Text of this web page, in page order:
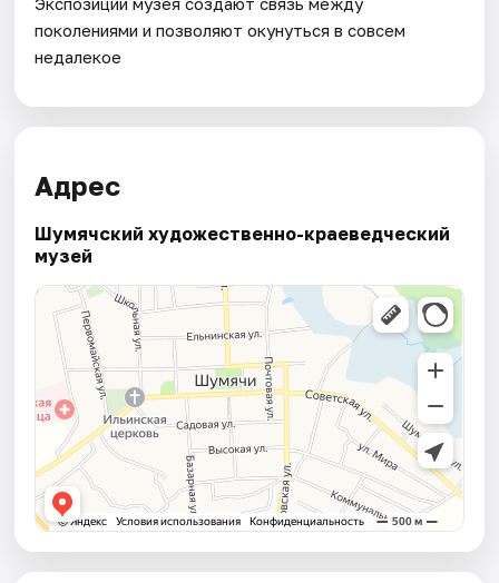
поколениями и позволяют окунуться в совсем
недалекое
Адрес
Шумячский художественно-краеведческий
музей